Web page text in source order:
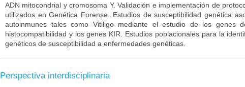
ADN mitocondrial y cromosoma Y. Validación e implementación de
utilizados en Genética Forense. Estudios de susceptibilidad genética
autoinmunes tales como Vitiligo mediante el estudio de los genes
histocompatibilidad y los genes KIR. Estudios poblacionales para la
genéticos de susceptibilidad a enfermedades genéticas.
Perspectiva interdisciplinaria